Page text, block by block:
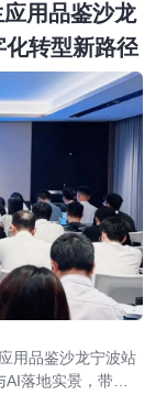
用品鉴沙龙
转型新路径
用品鉴沙龙宁波站
落地实景，带来